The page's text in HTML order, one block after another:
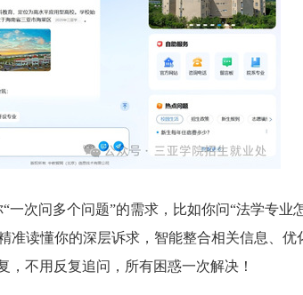
次问多个问题”的需求，比如你问“法学专业
准读懂你的深层诉求，智能整合相关信息、优
不用反复追问，所有困惑一次解决！